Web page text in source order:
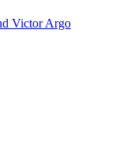
Victor Argo